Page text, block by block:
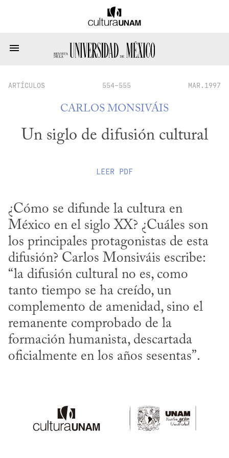
ARTÍCULOS 554-555 MAR.1997
CARLOS MONSIVÁIS
Un siglo de difusión cultural
LEER PDF
¿Cómo se difunde la cultura en
México en el siglo XX? ¿Cuáles son
los principales protagonistas de esta
difusión? Carlos Monsiváis escribe:
“la difusión cultural no es, como
tanto tiempo se ha creído, un
complemento de amenidad, sino el
remanente comprobado de la
formación humanista, descartada
oficialmente en los años sesentas”.